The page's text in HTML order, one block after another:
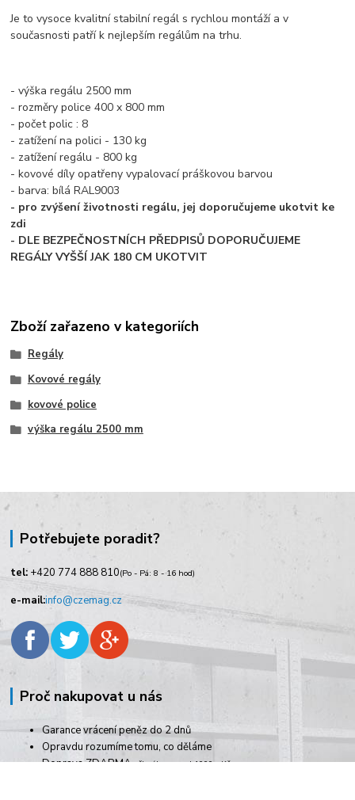
Je to vysoce kvalitní stabilní regál s rychlou montáží a v
současnosti patří k nejlepším regálům na trhu.
- výška regálu 2500 mm
- rozměry police 400 x 800 mm
- počet polic : 8
- zatížení na polici - 130 kg
- zatížení regálu - 800 kg
- kovové díly opatřeny vypalovací práškovou barvou
- barva: bílá RAL9003
- pro zvýšení životnosti regálu, jej doporučujeme ukotvit ke
zdi
- DLE BEZPEČNOSTNÍCH PŘEDPISŮ DOPORUČUJEME
REGÁLY VYŠŠÍ JAK 180 CM UKOTVIT
Zboží zařazeno v kategoriích
Regály
Kovové regály
kovové police
výška regálu 2500 mm
Potřebujete poradit?
tel: +420 774 888 810(Po - Pá: 8 - 16 hod)
e-mail:info@czemag.cz
Proč nakupovat u nás
Garance vrácení peněz do 2 dnů
Opravdu rozumíme tomu, co děláme
Doprava ZDARMApři nákupu nad 1000,- Kč